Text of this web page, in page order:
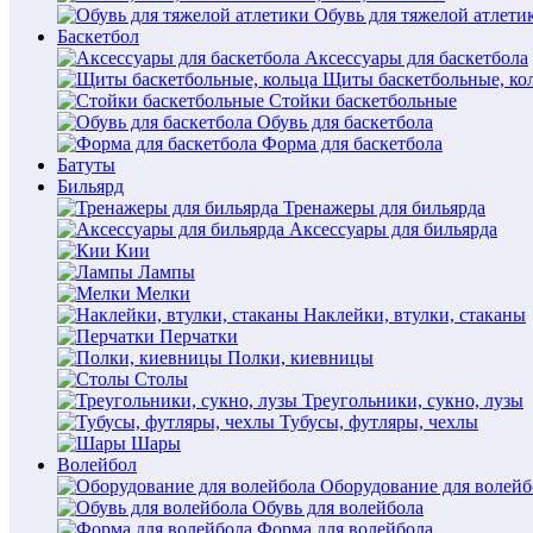
Обувь для тяжелой
Баскетбол
Аксессуары для баскетбола
Щиты баскетбольные,
Стойки баскетбольные
Обувь для баскетбола
Форма для баскетбола
Батуты
Бильярд
Тренажеры для бильярда
Аксессуары для бильярда
Кии
Лампы
Мелки
Наклейки, втулки, стаканы
Перчатки
Полки, киевницы
Столы
Треугольники, сукно, лузы
Тубусы, футляры, чехлы
Шары
Волейбол
Оборудование для
Обувь для волейбола
Форма для волейбола